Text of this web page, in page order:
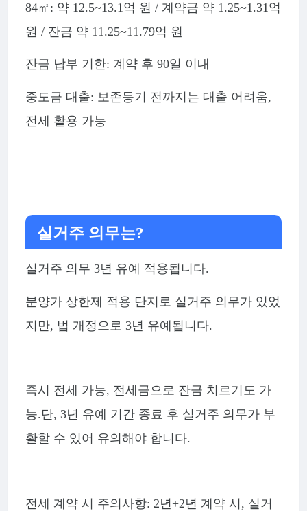
84㎡: 약 12.5~13.1억 원 / 계약금 약 1.25~1.31억
원 / 잔금 약 11.25~11.79억 원
잔금 납부 기한: 계약 후 90일 이내
중도금 대출: 보존등기 전까지는 대출 어려움,
전세 활용 가능
실거주 의무는?
실거주 의무 3년 유예 적용됩니다.
분양가 상한제 적용 단지로 실거주 의무가 있었
지만, 법 개정으로 3년 유예됩니다.
즉시 전세 가능, 전세금으로 잔금 치르기도 가
능.단, 3년 유예 기간 종료 후 실거주 의무가 부
활할 수 있어 유의해야 합니다.
전세 계약 시 주의사항: 2년+2년 계약 시, 실거